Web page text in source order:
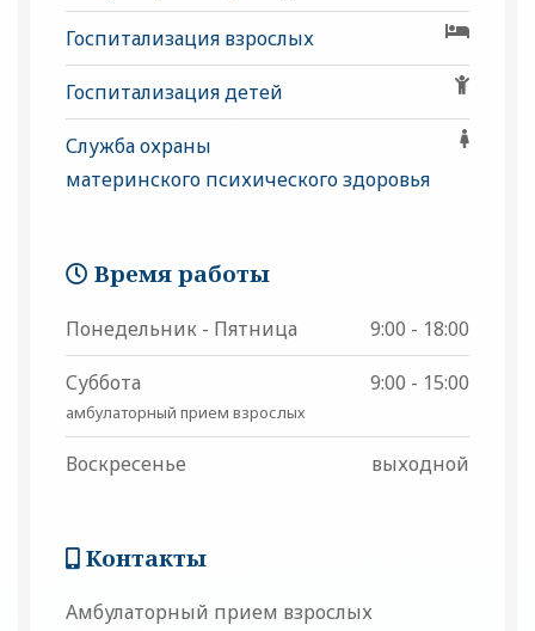
Госпитализация взрослых
Госпитализация детей
Служба охраны
материнского психического здоровья
Время работы
Понедельник - Пятница 9:00 - 18:00
Суббота
амбулаторный прием взрослых
9:00 - 15:00
Воскресенье выходной
Контакты
Амбулаторный прием взрослых